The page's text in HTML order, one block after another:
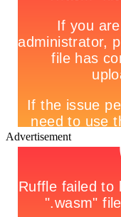
Advertisement